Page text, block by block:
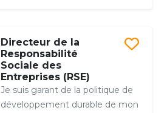
Directeur de la
Responsabilité
Sociale des
Entreprises (RSE)
Je suis garant de la politique de
développement durable de mon